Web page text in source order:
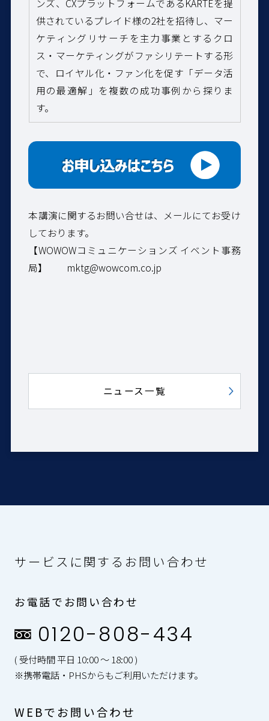
ンズ、CXプラットフォームであるKARTEを提
供されているプレイド様の2社を招待し、マー
ケティングリサーチを主力事業とするクロ
ス・マーケティングがファシリテートする形
で、ロイヤル化・ファン化を促す「データ活
用の最適解」を複数の成功事例から探りま
す。
本講演に関するお問い合せは、メールにてお受け
しております。
【WOWOWコミュニケーションズ イベント事務
局】 mktg@wowcom.co.jp
ニュース一覧
サービスに関するお問い合わせ
お電話でお問い合わせ
0120-808-434
( 受付時間 平日 10:00 〜 18:00 )
※携帯電話・PHSからもご利用いただけます。
WEBでお問い合わせ